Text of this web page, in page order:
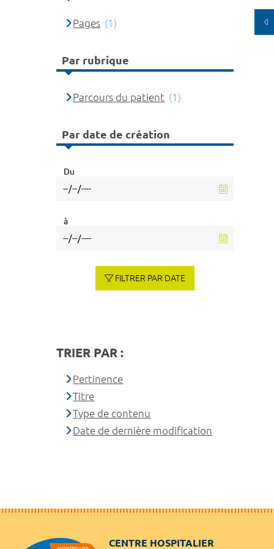
Pages (1)
Par rubrique
Parcours du patient (1)
Par date de création
Du
à
FILTRER PAR DATE
TRIER PAR :
Pertinence
Titre
Type de contenu
Date de dernière modification
CENTRE HOSPITALIER